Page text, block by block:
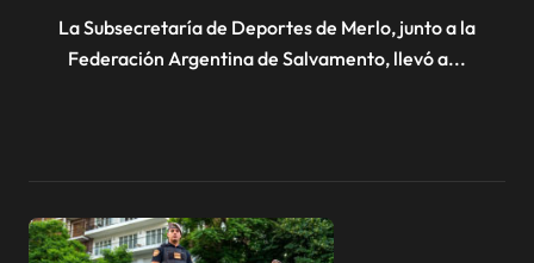
La Subsecretaría de Deportes de Merlo, junto a la
Federación Argentina de Salvamento, llevó a...